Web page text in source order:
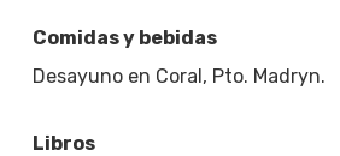
Comidas y bebidas
Desayuno en Coral, Pto. Madryn.
Libros